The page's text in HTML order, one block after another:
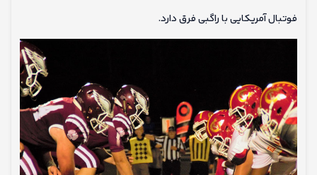
فوتبال آمریکایی با راگبی فرق دارد.